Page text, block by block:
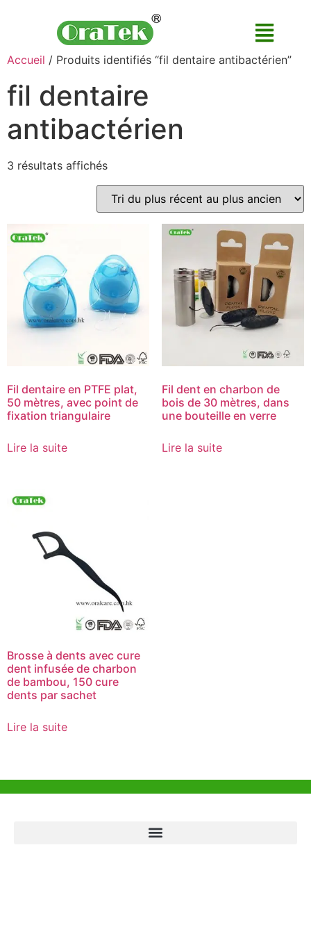
Accueil / Produits identifiés “fil dentaire antibactérien”
fil dentaire
antibactérien
3 résultats affichés
Fil dentaire en PTFE plat,
50 mètres, avec point de
fixation triangulaire
Lire la suite
Fil dent en charbon de
bois de 30 mètres, dans
une bouteille en verre
Lire la suite
Brosse à dents avec cure
dent infusée de charbon
de bambou, 150 cure
dents par sachet
Lire la suite